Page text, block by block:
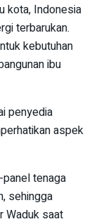
kota, Indonesia
terbarukan.
kebutuhan
ibu
penyedia
aspek
tenaga
sehingga
Waduk saat